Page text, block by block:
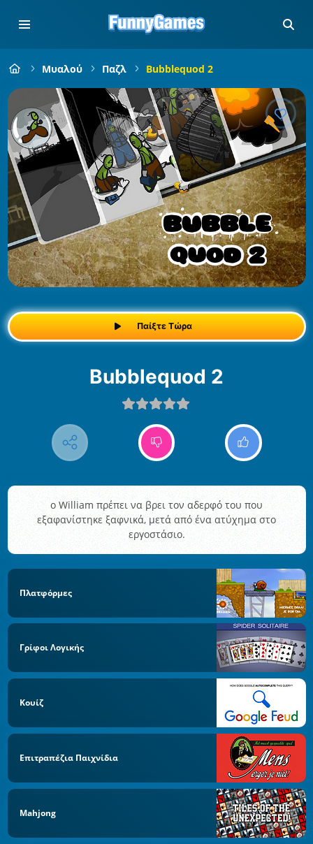
Μυαλού Παζλ Bubblequod 2
Παίξτε Τώρα
Bubblequod 2
ο William πρέπει να βρει τον αδερφό του που
εξαφανίστηκε ξαφνικά, μετά από ένα ατύχημα στο
εργοστάσιο.
Πλατφόρμες
Γρίφοι Λογικής
Κουίζ
Επιτραπέζια Παιχνίδια
Mahjong